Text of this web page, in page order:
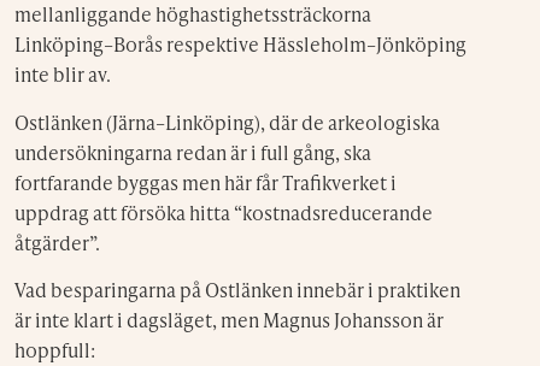
mellanliggande höghastighetssträckorna
Linköping–Borås respektive Hässleholm–Jönköping
inte blir av.
Ostlänken (Järna–Linköping), där de arkeologiska
undersökningarna redan är i full gång, ska
fortfarande byggas men här får Trafikverket i
uppdrag att försöka hitta “kostnadsreducerande
åtgärder”.
Vad besparingarna på Ostlänken innebär i praktiken
är inte klart i dagsläget, men Magnus Johansson är
hoppfull: